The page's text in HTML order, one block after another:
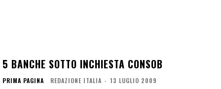
5 BANCHE SOTTO INCHIESTA CONSOB
PRIMA PAGINA REDAZIONE ITALIA - 13 LUGLIO 2009